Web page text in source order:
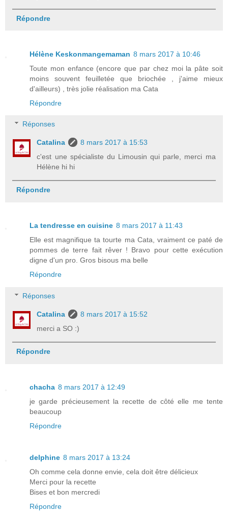
Répondre
Hélène Keskonmangemaman 8 mars 2017 à 10:46
Toute mon enfance (encore que par chez moi la pâte soit
moins souvent feuilletée que briochée , j'aime mieux
d'ailleurs) , très jolie réalisation ma Cata
Répondre
Réponses
Catalina
8 mars 2017 à 15:53
c'est une spécialiste du Limousin qui parle, merci ma
Hélène hi hi
Répondre
La tendresse en cuisine 8 mars 2017 à 11:43
Elle est magnifique ta tourte ma Cata, vraiment ce paté de
pommes de terre fait rêver ! Bravo pour cette exécution
digne d'un pro. Gros bisous ma belle
Répondre
Réponses
Catalina
8 mars 2017 à 15:52
merci a SO :)
Répondre
chacha 8 mars 2017 à 12:49
je garde précieusement la recette de côté elle me tente
beaucoup
Répondre
delphine 8 mars 2017 à 13:24
Oh comme cela donne envie, cela doit être délicieux
Merci pour la recette
Bises et bon mercredi
Répondre